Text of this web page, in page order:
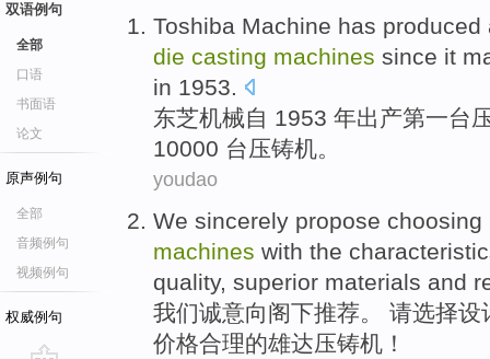
双语例句
全部
口语
书面语
论文
原声例句
全部
音频例句
视频例句
权威例句
Toshiba Machine has produced
die casting machines since it
in 1953.
东芝机械自 1953 年出产第一台
10000 台压铸机。
youdao
We sincerely propose choosing
machines with the
quality, superior materials and
我们诚意向阁下推荐。 请选择设
价格合理的雄达压铸机 ！